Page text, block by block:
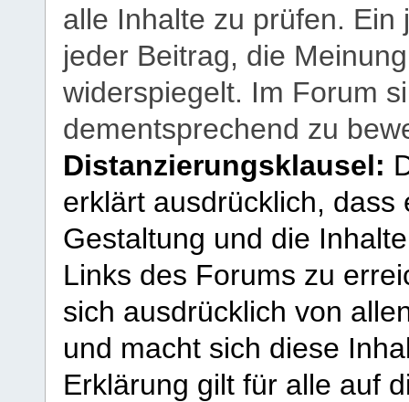
alle Inhalte zu prüfen.
jeder Beitrag, die
widerspiegelt. Im Forum
dementsprechend zu
Distanzierungsklausel:
erklärt ausdrücklich,
Gestaltung und die
Links des Forums zu
sich ausdrücklich von
und macht sich diese
Erklärung gilt für alle auf